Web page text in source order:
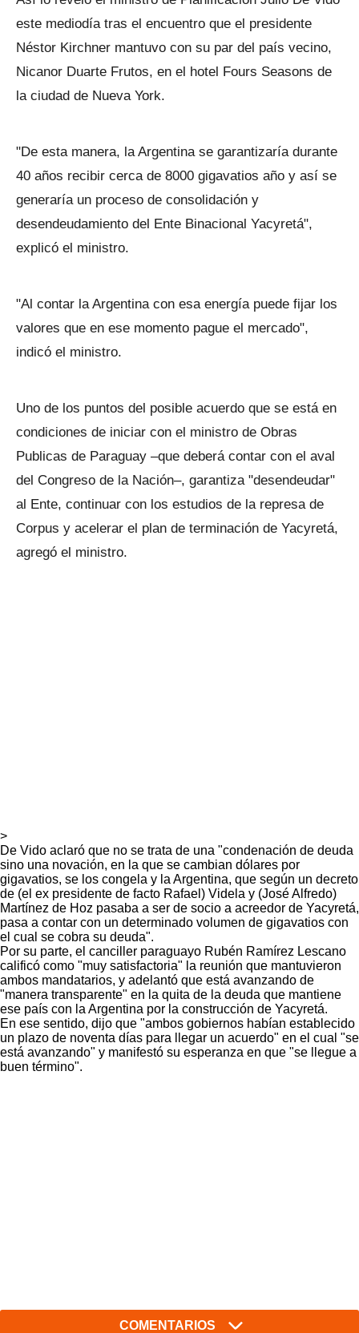
este mediodía tras el encuentro que el presidente
Néstor Kirchner mantuvo con su par del país vecino,
Nicanor Duarte Frutos, en el hotel Fours Seasons de
la ciudad de Nueva York.
"De esta manera, la Argentina se garantizaría durante
40 años recibir cerca de 8000 gigavatios año y así se
generaría un proceso de consolidación y
desendeudamiento del Ente Binacional Yacyretá",
explicó el ministro.
"Al contar la Argentina con esa energía puede fijar los
valores que en ese momento pague el mercado",
indicó el ministro.
Uno de los puntos del posible acuerdo que se está en
condiciones de iniciar con el ministro de Obras
Publicas de Paraguay –que deberá contar con el aval
del Congreso de la Nación–, garantiza "desendeudar"
al Ente, continuar con los estudios de la represa de
Corpus y acelerar el plan de terminación de Yacyretá,
agregó el ministro.
>
De Vido aclaró que no se trata de una "condenación de deuda
sino una novación, en la que se cambian dólares por
gigavatios, se los congela y la Argentina, que según un decreto
de (el ex presidente de facto Rafael) Videla y (José Alfredo)
Martínez de Hoz pasaba a ser de socio a acreedor de Yacyretá,
pasa a contar con un determinado volumen de gigavatios con
el cual se cobra su deuda".
Por su parte, el canciller paraguayo Rubén Ramírez Lescano
calificó como "muy satisfactoria" la reunión que mantuvieron
ambos mandatarios, y adelantó que está avanzando de
"manera transparente" en la quita de la deuda que mantiene
ese país con la Argentina por la construcción de Yacyretá.
En ese sentido, dijo que "ambos gobiernos habían establecido
un plazo de noventa días para llegar un acuerdo" en el cual "se
está avanzando" y manifestó su esperanza en que "se llegue a
buen término".
COMENTARIOS